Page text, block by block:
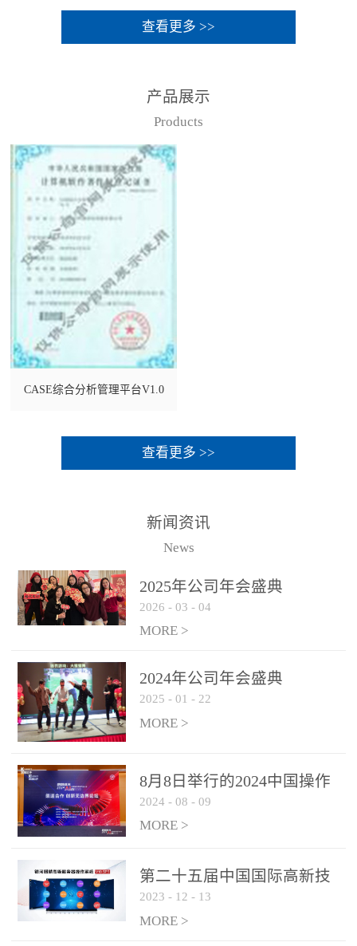
查看更多 >>
产品展示
Products
CASE综合分析管理平台V1.0
查看更多 >>
新闻资讯
News
2025年公司年会盛典
2026 - 03 - 04
MORE >
2024年公司年会盛典
2025 - 01 - 22
MORE >
8月8日举行的2024中国操作
系统产业大会渠道论坛，科
网通荣获区域营销优质伙伴
2024 - 08 - 09
MORE >
第二十五届中国国际高新技
术成果交易会 银河麒麟高级
服务器操作系统荣获 “优秀
2023 - 12 - 13
MORE >